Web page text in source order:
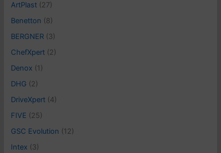
u
n
c
t
e
o
r
a
ArtPlast (27)
Benetton (8)
BERGNER (3)
ChefXpert (2)
Denox (1)
DHG (2)
DriveXpert (4)
FIVE (25)
GSC Evolution (12)
Intex (3)